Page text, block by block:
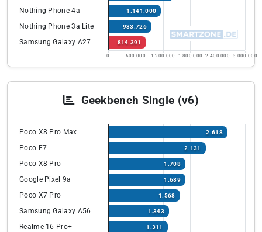
Nothing Phone 4a 1.141.000
Nothing Phone 3a Lite 933.726
Samsung Galaxy A27 814.391
0 600.000 1.200.000 1.800.000 2.400.000 3.000.000
Geekbench Single (v6)
Poco X8 Pro Max 2.618
Poco F7 2.131
Poco X8 Pro 1.708
Google Pixel 9a 1.689
Poco X7 Pro 1.568
Samsung Galaxy A56 1.343
Realme 16 Pro+ 1.311